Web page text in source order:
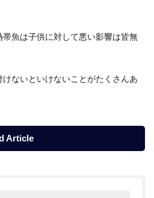
魚は子供に対して悪い影響は皆無
ないといけないことがたくさんあ
Article